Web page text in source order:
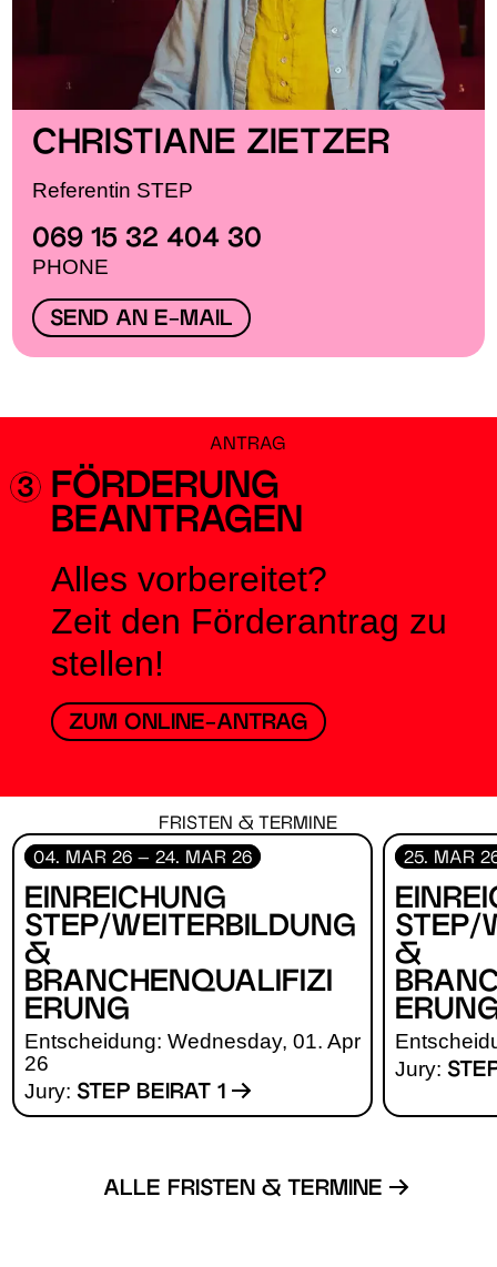
CHRISTIANE ZIETZER
Referentin STEP
069 15 32 404 30
PHONE
SEND AN E-MAIL
ANTRAG
FÖRDERUNG
BEANTRAGEN
Alles vorbereitet?
Zeit den Förderantrag zu
stellen!
ZUM ONLINE-ANTRAG
FRISTEN & TERMINE
04. MAR 26 – 24. MAR 26
EINREICHUNG
STEP/WEITERBILDUNG
&
BRANCHENQUALIFIZI
E­RUNG
Entscheidung: Wednesday, 01. Apr
26
Jury: STEP BEIRAT 1
25. MAR
STEP/
&
Jury:
ALLE FRISTEN & TERMINE